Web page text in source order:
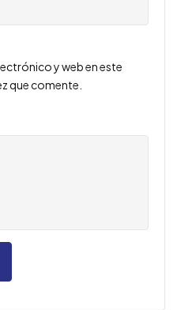
y web en este
que comente.